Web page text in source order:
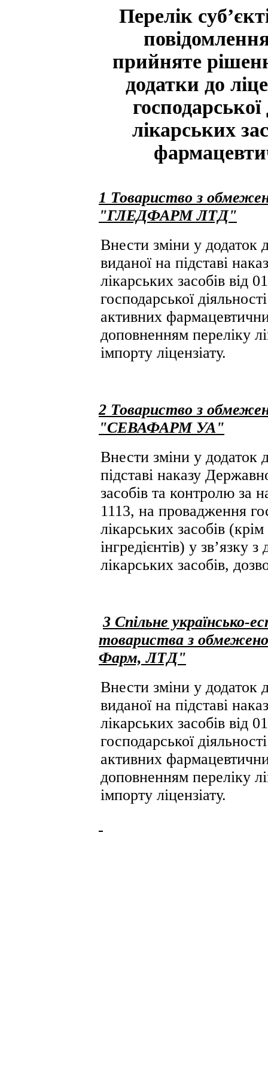
Перелік
прийняте
додатки до
лікарських
1 Товариство з
"ГЛЕДФАРМ ЛТД"
Внести зміни у додаток
виданої на підставі
лікарських засобів
господарської
активних
доповненням переліку
імпорту ліцензіату.
2 Товариство з
"СЕВАФАРМ УА"
Внести зміни у додаток
підставі наказу
засобів та контролю за
1113, на провадження
лікарських засобів
інгредієнтів) у зв’язку
лікарських засобів,
3 Спільне українсько-
товариства з
Фарм, ЛТД"
Внести зміни у додаток
виданої на підставі
лікарських засобів
господарської
активних
доповненням переліку
імпорту ліцензіату.